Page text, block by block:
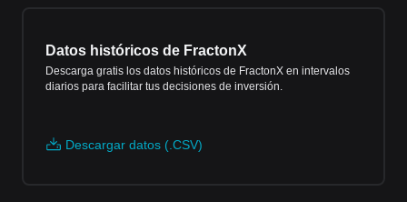
Datos históricos de FractonX
Descarga gratis los datos históricos de FractonX en intervalos
diarios para facilitar tus decisiones de inversión.
Descargar datos (.CSV)